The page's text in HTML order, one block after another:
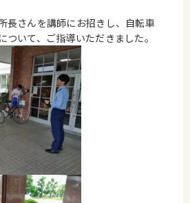
長さんを講師にお招きし、自転車
ついて、ご指導いただきました。